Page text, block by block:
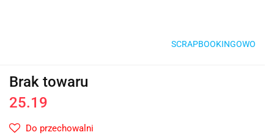
SCRAPBOOKINGOWO
Brak towaru
25.19
Do przechowalni